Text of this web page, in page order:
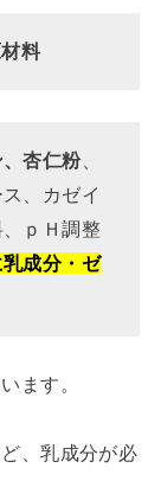
料
杏仁粉、
、カゼイ
ｐＨ調整
乳成分・ゼ
ます。
、乳成分が必